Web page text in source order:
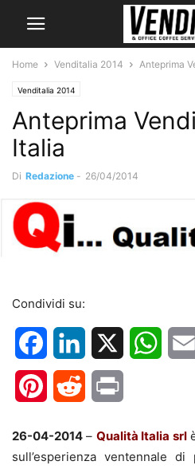
Home Venditalia 2014 Anteprima
Venditalia 2014
Anteprima
Italia
Di Redazione - 26/04/2014
Condividi su:
FacebookLinkedIn
PinterestReddit
26-04-2014 – Qualità Italia srl
sull’esperienza ventennale